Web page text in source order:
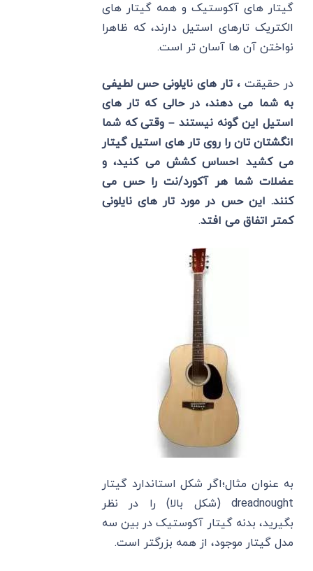
گیتار های آکوستیک و همه گیتار های
الکتریک تارهای استیل دارند، که ظاهرا
نواختن آن ها آسان تر است.
در حقیقت ، تار های نایلونی حس لطیفی
به شما می دهند، در حالی که تار های
استیل این گونه نیستند – وقتی که شما
انگشتان تان را روی تار های استیل گیتار
می کشید احساس کشش می کنید، و
عضلات شما هر آکورد/نت را حس می
کنند. این حس در مورد تار های نایلونی
کمتر اتفاق می افتد.
به عنوان مثال؛اگر شکل استاندارد گیتار
dreadnought (شکل بالا) را در نظر
بگیرید، بدنه گیتار آکوستیک در بین سه
مدل گیتار موجود، از همه بزرگتر است.